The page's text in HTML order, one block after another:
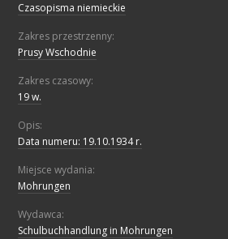
Czasopisma niemieckie
Zakres przestrzenny:
Prusy Wschodnie
Zakres czasowy:
19 w.
Opis:
Data numeru: 19.10.1934 r.
Miejsce wydania:
Mohrungen
Wydawca:
Schulbuchhandlung in Mohrungen